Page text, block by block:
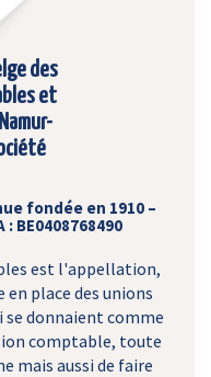
des
et
fondée en 1910 –
BE0408768490
est l'appellation,
en place des unions
donnaient comme
comptable, toute
mais aussi de faire